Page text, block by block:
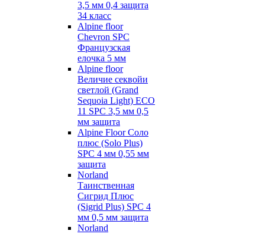
3,5 мм 0,4 защита
34 класс
Alpine floor
Chevron SPC
Французская
елочка 5 мм
Alpine floor
Величие секвойи
светлой (Grand
Sequoia Light) ECO
11 SPC 3,5 мм 0,5
мм защита
Alpine Floor Соло
плюс (Solo Plus)
SPC 4 мм 0,55 мм
защита
Norland
Таинственная
Сигрид Плюс
(Sigrid Plus) SPC 4
мм 0,5 мм защита
Norland